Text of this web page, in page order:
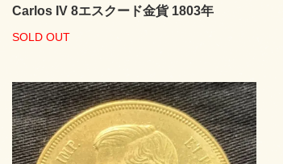
Carlos IV 8エスクード金貨 1803年
SOLD OUT